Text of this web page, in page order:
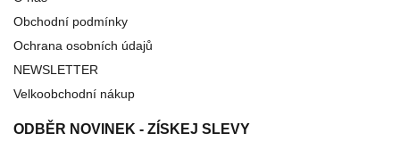
Obchodní podmínky
Ochrana osobních údajů
NEWSLETTER
Velkoobchodní nákup
ODBĚR NOVINEK - ZÍSKEJ SLEVY